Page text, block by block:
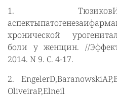
1.
хронической
боли у женщин. //
2014. N 9. С. 4-17.
2.
OliveiraP,Elneil